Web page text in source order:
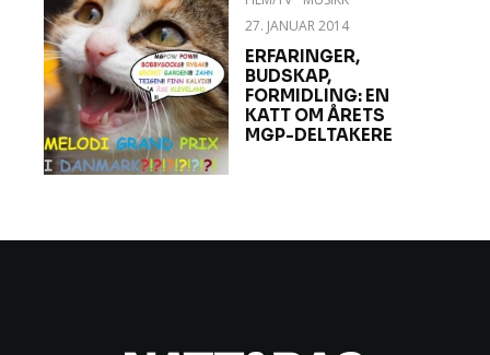
27. JANUAR 2014
ERFARINGER,
BUDSKAP,
FORMIDLING: EN
KATT OM ÅRETS
MGP-DELTAKERE